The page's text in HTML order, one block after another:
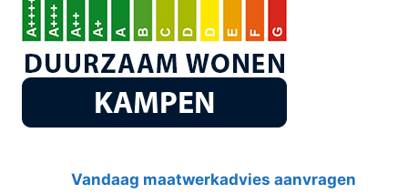
Vandaag maatwerkadvies aanvragen